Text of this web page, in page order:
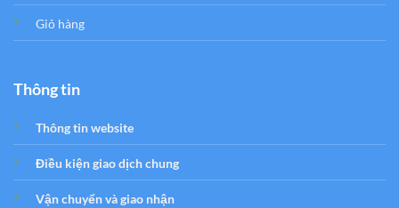
Giỏ hàng
Thông tin
Thông tin website
Điều kiện giao dịch chung
Vận chuyển và giao nhận